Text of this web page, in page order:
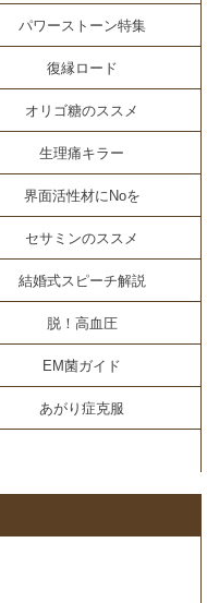
パワーストーン特集
復縁ロード
オリゴ糖のススメ
生理痛キラー
界面活性材にNoを
セサミンのススメ
結婚式スピーチ解説
脱！高血圧
EM菌ガイド
あがり症克服